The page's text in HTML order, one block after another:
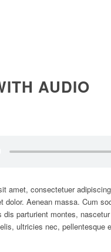
AUDIO
amet, consectetuer
dolor. Aenean massa. Cum
dis parturient montes,
ultricies nec, pellentesque